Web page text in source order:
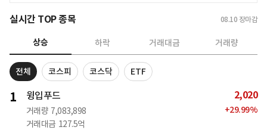
실시간 TOP 종목 08.10 장마감
상승 하락 거래대금 거래량
전체 코스피 코스닥 ETF
1 윙입푸드
거래량 7,083,898
거래대금 127.5억
2,020
+29.99%